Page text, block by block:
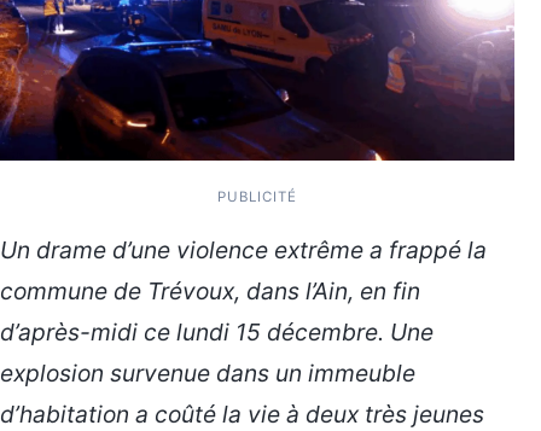
PUBLICITÉ
Un drame d’une violence extrême a frappé la
commune de Trévoux, dans l’Ain, en fin
d’après-midi ce lundi 15 décembre. Une
explosion survenue dans un immeuble
d’habitation a coûté la vie à deux très jeunes